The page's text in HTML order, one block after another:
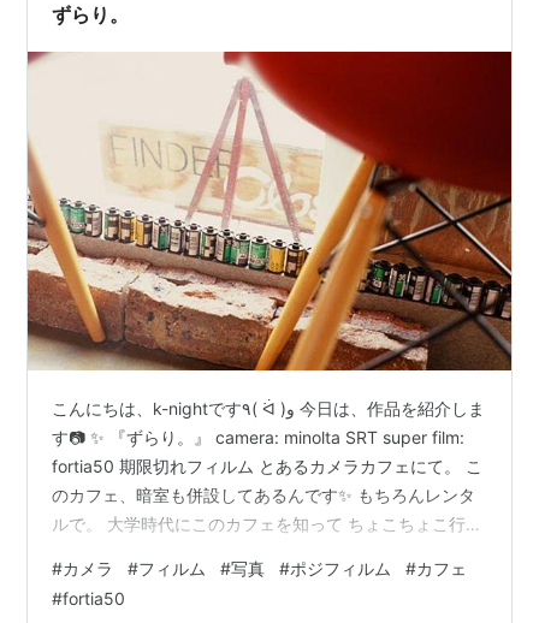
ずらり。
こんにちは、k-nightです٩( ᐛ )و 今日は、作品を紹介しま
す📷 ✨ 『ずらり。』 camera: minolta SRT super film:
fortia50 期限切れフィルム とあるカメラカフェにて。 こ
のカフェ、暗室も併設してあるんです✨ もちろんレンタ
ルで。 大学時代にこのカフェを知って ちょこちょこ行く
が併設してあるが故か、 窓際に使用済みのパトローネが
ずらり。。🎞 フィルム好きからしたら、、、 なんかニヤ
#カメラ #フィルム #写真 #ポジフィルム #カフェ
#fortia50